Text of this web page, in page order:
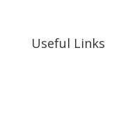
Useful Links